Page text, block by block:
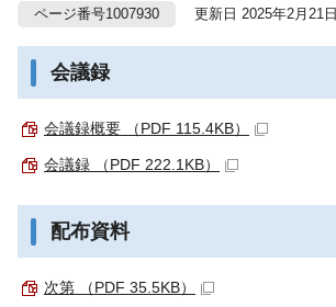
ページ番号1007930 更新日 2025年2月21日
会議録
会議録概要 （PDF 115.4KB）
会議録 （PDF 222.1KB）
配布資料
次第 （PDF 35.5KB）